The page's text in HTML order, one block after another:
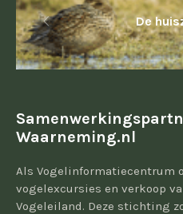
De
Waarneming.nl
Als Vogelinformatiecentrum
vogelexcursies en verkoop
Vogeleiland. Deze stichting